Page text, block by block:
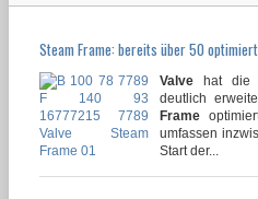
Steam Frame: bereits über 50
Valve hat die
deutlich
Frame
umfassen
Start der...